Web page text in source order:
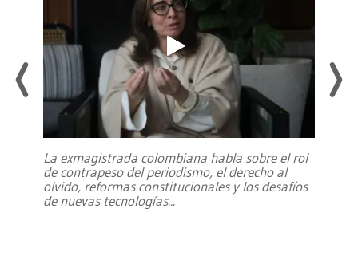
La exmagistrada colombiana habla sobre el rol
de contrapeso del periodismo, el derecho al
olvido, reformas constitucionales y los desafíos
de nuevas tecnologías...